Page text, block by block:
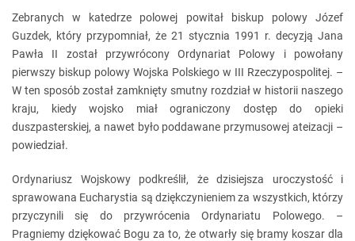
Zebranych w katedrze polowej powitał biskup polowy Józef
Guzdek, który przypomniał, że 21 stycznia 1991 r. decyzją Jana
Pawła II został przywrócony Ordynariat Polowy i powołany
pierwszy biskup polowy Wojska Polskiego w III Rzeczypospolitej. –
W ten sposób został zamknięty smutny rozdział w historii naszego
kraju, kiedy wojsko miał ograniczony dostęp do opieki
duszpasterskiej, a nawet było poddawane przymusowej ateizacji –
powiedział.
Ordynariusz Wojskowy podkreślił, że dzisiejsza uroczystość i
sprawowana Eucharystia są dziękczynieniem za wszystkich, którzy
przyczynili się do przywrócenia Ordynariatu Polowego. –
Pragniemy dziękować Bogu za to, że otwarły się bramy koszar dla